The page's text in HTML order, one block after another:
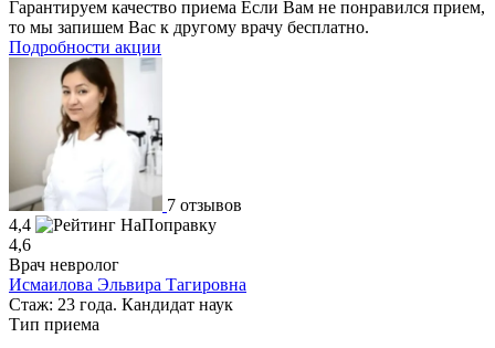
Гарантируем качество приема Если Вам не понравился прием,
то мы запишем Вас к другому врачу бесплатно.
Подробности акции
7 отзывов
4,4
4,6
Врач невролог
Исмаилова Эльвира Тагировна
Стаж: 23 года. Кандидат наук
Тип приема